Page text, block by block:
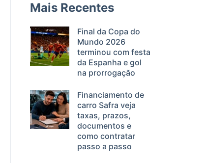
Mais Recentes
Final da Copa do
Mundo 2026
terminou com festa
da Espanha e gol
na prorrogação
Financiamento de
carro Safra veja
taxas, prazos,
documentos e
como contratar
passo a passo